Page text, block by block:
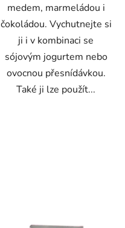
medem, marmeládou i
čokoládou. Vychutnejte si
ji i v kombinaci se
sójovým jogurtem nebo
ovocnou přesnídávkou.
Také ji lze použít...